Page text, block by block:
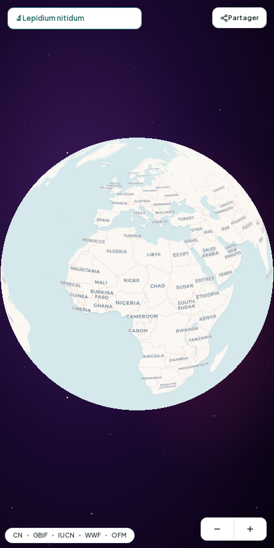
Carte d'observation du Lepidium nitidum (Lepidium
🔬Lepidium nitidum Partager
CN GBIF IUCN WWF OFM